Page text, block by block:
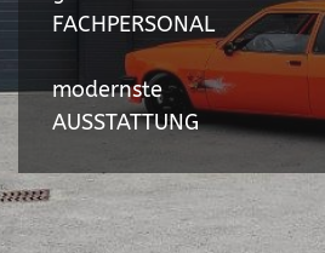
FACHPERSONAL
modernste
AUSSTATTUNG